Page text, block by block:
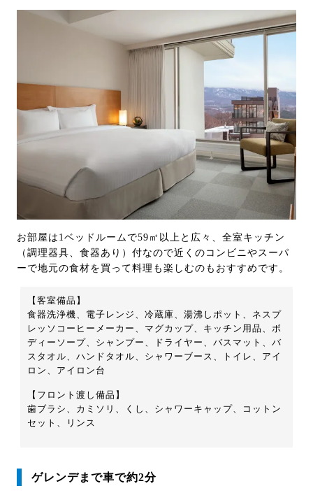
お部屋は1ベッドルームで59㎡以上と広々、全室キッチン
（調理器具、食器あり）付なので近くのコンビニやスーパ
ーで地元の食材を買って料理も楽しむのもおすすめです。
【客室備品】
食器洗浄機、電子レンジ、冷蔵庫、湯沸しポット、ネスプ
レッソコーヒーメーカー、マグカップ、キッチン用品、ボ
ディーソープ、シャンプー、ドライヤー、バスマット、バ
スタオル、ハンドタオル、シャワーブース、トイレ、アイ
ロン、アイロン台
【フロント渡し備品】
歯ブラシ、カミソリ、くし、シャワーキャップ、コットン
セット、リンス
ゲレンデまで車で約2分